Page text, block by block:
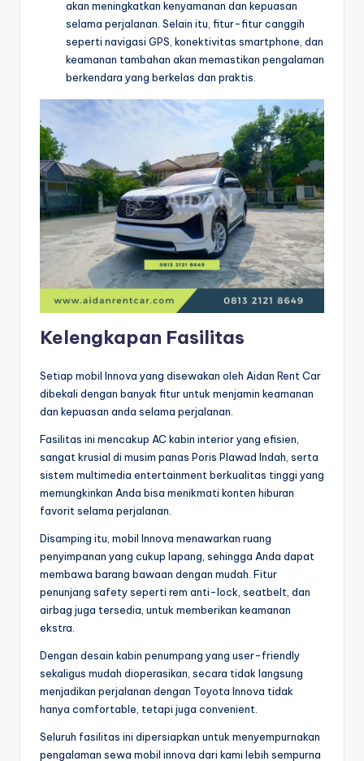
akan meningkatkan kenyamanan dan kepuasan
selama perjalanan. Selain itu, fitur-fitur canggih
seperti navigasi GPS, konektivitas smartphone, dan
keamanan tambahan akan memastikan pengalaman
berkendara yang berkelas dan praktis.
Kelengkapan Fasilitas
Setiap mobil Innova yang disewakan oleh Aidan Rent Car
dibekali dengan banyak fitur untuk menjamin keamanan
dan kepuasan anda selama perjalanan.
Fasilitas ini mencakup AC kabin interior yang efisien,
sangat krusial di musim panas Poris Plawad Indah, serta
sistem multimedia entertainment berkualitas tinggi yang
memungkinkan Anda bisa menikmati konten hiburan
favorit selama perjalanan.
Disamping itu, mobil Innova menawarkan ruang
penyimpanan yang cukup lapang, sehingga Anda dapat
membawa barang bawaan dengan mudah. Fitur
penunjang safety seperti rem anti-lock, seatbelt, dan
airbag juga tersedia, untuk memberikan keamanan
ekstra.
Dengan desain kabin penumpang yang user-friendly
sekaligus mudah dioperasikan, secara tidak langsung
menjadikan perjalanan dengan Toyota Innova tidak
hanya comfortable, tetapi juga convenient.
Seluruh fasilitas ini dipersiapkan untuk menyempurnakan
pengalaman sewa mobil innova dari kami lebih sempurna